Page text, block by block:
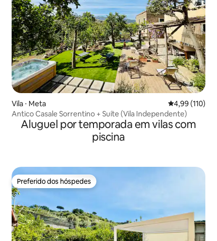
Vila ⋅ Meta 4,99 de uma
4,99 (110)
Antico Casale Sorrentino + Suíte (Vila Independente)
Aluguel por temporada em vilas com
piscina
Preferido dos hóspedes
Preferido dos hóspedes